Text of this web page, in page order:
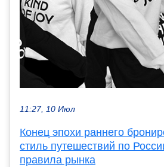
11:27, 10 Июл
Конец эпохи раннего
стиль путешествий по
правила рынка